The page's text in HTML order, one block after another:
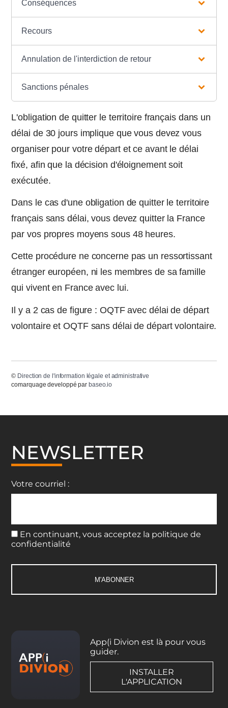
Conséquences
Recours
Annulation de l'interdiction de retour
Sanctions pénales
L'obligation de quitter le territoire français dans un
délai de 30 jours implique que vous devez vous
organiser pour votre départ et ce avant le délai
fixé, afin que la décision d'éloignement soit
exécutée.
Dans le cas d'une obligation de quitter le territoire
français sans délai, vous devez quitter la France
par vos propres moyens sous 48 heures.
Cette procédure ne concerne pas un ressortissant
étranger européen, ni les membres de sa famille
qui vivent en France avec lui.
Il y a 2 cas de figure : OQTF avec délai de départ
volontaire et OQTF sans délai de départ volontaire.
© Direction de l'information légale et administrative
comarquage developpé par baseo.io
NEWSLETTER
Votre courriel :
En continuant, vous acceptez la politique de
confidentialité
App(i Divion est là pour vous
guider.
INSTALLER
L'APPLICATION